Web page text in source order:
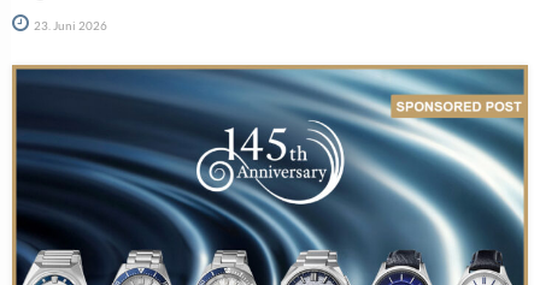
23. Juni 2026